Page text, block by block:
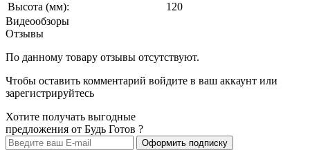
Высота (мм):
120
Видеообзоры
Отзывы
По данному товару отзывы отсутствуют.
Чтобы оставить комментарий войдите в ваш аккаунт или
зарегистрируйтесь
Хотите получать выгодные
предложения от Будь Готов ?
Оформить подписку